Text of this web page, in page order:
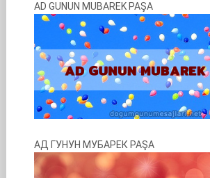
AD GUNUN MUBAREK PAŞA
АД ГУНУН МУБАРЕК PAŞA